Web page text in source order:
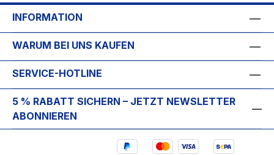
INFORMATION
WARUM BEI UNS KAUFEN
SERVICE-HOTLINE
5 % RABATT SICHERN – JETZT NEWSLETTER
ABONNIEREN